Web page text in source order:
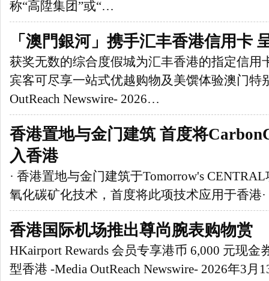
称“高陞集团”或“…
「澳門銀河」携手汇丰香港信用卡
获奖无数的综合度假城为汇丰香港的指定信用
宾客可尽享一站式优越购物及美馔体验澳门特
OutReach Newswire- 2026…
香港置地与金门建筑 首度将
入香港
· 香港置地与金门建筑于Tomorrow's
氧化碳矿化技术，首度将此项技术应用于香港
香港国际机场推出尊尚腕表购物赏
HKairport Rewards 会员专享港币 6,000 元现
型香港 -Media OutReach Newswire- 2026年3